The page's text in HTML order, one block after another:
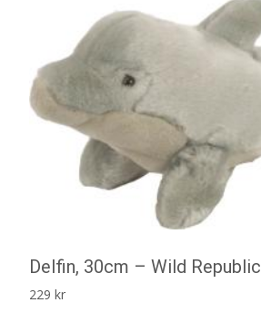
Delfin, 30cm – Wild Republic
229 kr